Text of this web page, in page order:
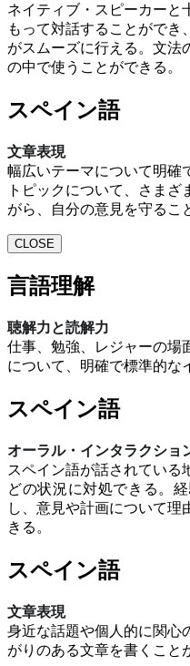
ネイティブ・スピーカーと
もって対話することができ
がスムーズに行える。文法
の中で使うことができる。
スペイン語
文章表現
幅広いテーマについて明確
トピックについて、さま
がら、自分の意見を守るこ
CLOSE
言語理解
聴解力と読解力
仕事、勉強、レジャーの場
について、明確で標準的な
スペイン語
オーラル・インタラクショ
スペイン語が話されている
どの状況に対処できる。
し、意見や計画について理
きる。
スペイン語
文章表現
身近な話題や個人的に関心
がりのある文章を書くこと